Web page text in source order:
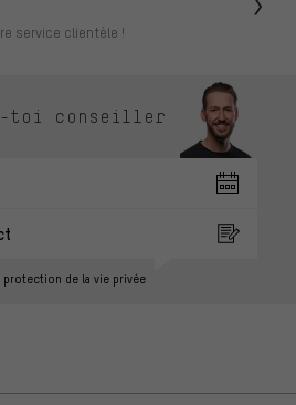
service clientèle !
toi conseiller
de la vie privée